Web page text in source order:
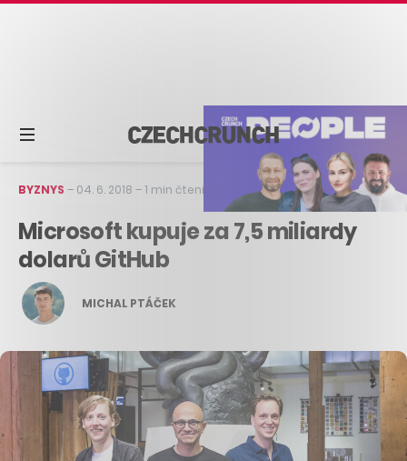
BYZNYS – 04. 6. 2018 –1 min čtení
Microsoft kupuje za 7,5 miliardy
dolarů GitHub
MICHAL PTÁČEK